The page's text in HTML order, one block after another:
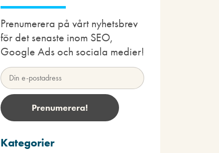
Prenumerera på vårt nyhetsbrev
för det senaste inom SEO,
Google Ads och sociala medier!
Kategorier